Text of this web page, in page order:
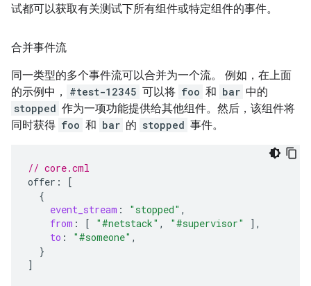
试都可以获取有关测试下所有组件或特定组件的事件。
合并事件流
同一类型的多个事件流可以合并为一个流。 例如，在上面
的示例中，
#test-12345 可以将 foo 和 bar 中的
stopped 作为一项功能提供给其他组件。然后，该组件将
同时获得 foo 和 bar 的 stopped 事件。
// core.cml
offer :
[
{
event_stream : "stopped" ,
from : [ "#netstack" , "#supervisor"
],
to : "#someone" ,
}
]